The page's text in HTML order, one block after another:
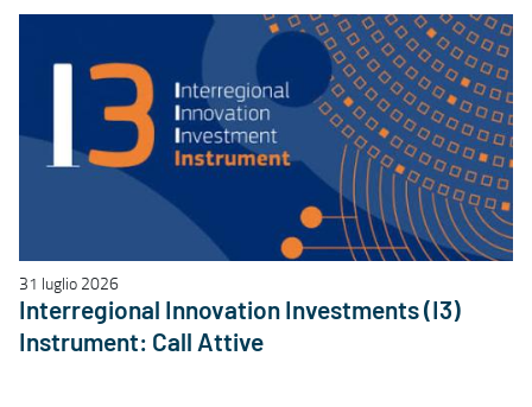
31 luglio 2026
Interregional Innovation Investments (I3)
Instrument: Call Attive